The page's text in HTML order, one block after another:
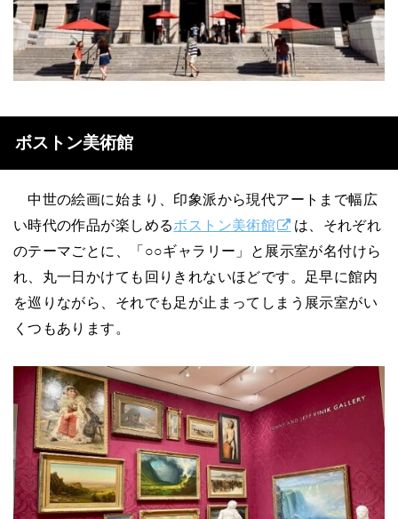
ボストン美術館
中世の絵画に始まり、印象派から現代アートまで幅広
い時代の作品が楽しめるボストン美術館
は、それぞれ
のテーマごとに、「○○ギャラリー」と展示室が名付けら
れ、丸一日かけても回りきれないほどです。足早に館内
を巡りながら、それでも足が止まってしまう展示室がい
くつもあります。